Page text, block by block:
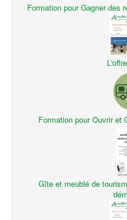
Formation pour Gagner des
Formation pour Ouvrir et
Gîte et meublé de